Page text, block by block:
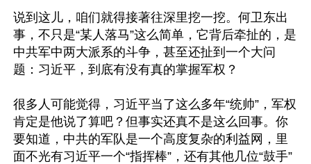
说到这儿，咱们就得接著往深里挖一挖。何卫东出
事，不只是“某人落马”这么简单，它背后牵扯的，是
中共军中两大派系的斗争，甚至还扯到一个大问
题：习近平，到底有没有真的掌握军权？
很多人可能觉得，习近平当了这么多年“统帅”，军权
肯定是他说了算吧？但事实还真不是这么回事。你
要知道，中共的军队是一个高度复杂的利益网，里
面不光有习近平一个“指挥棒”，还有其他几位“鼓手”